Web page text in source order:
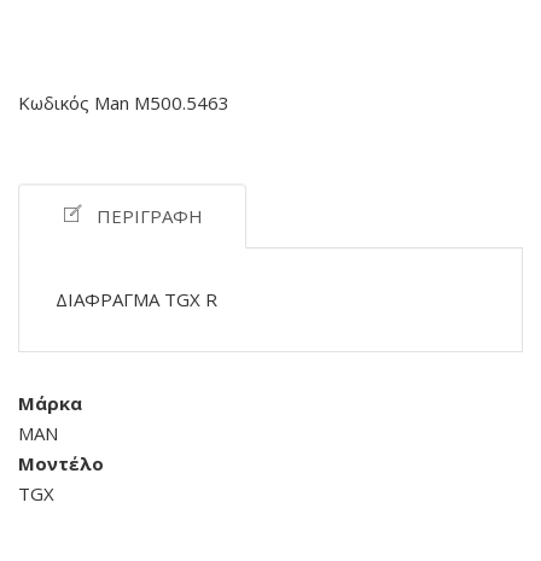
Κωδικός Man M500.5463
ΠΕΡΙΓΡΑΦΉ
ΔΙΑΦΡΑΓΜΑ TGX R
Μάρκα
MAN
Μοντέλο
TGX